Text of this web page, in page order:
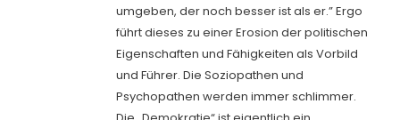
umgeben, der noch besser ist als er.” Ergo
führt dieses zu einer Erosion der politischen
Eigenschaften und Fähigkeiten als Vorbild
und Führer. Die Soziopathen und
Psychopathen werden immer schlimmer.